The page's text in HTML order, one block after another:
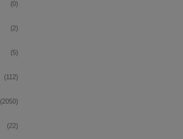
(0)
(2)
(5)
(112)
(2050)
(22)